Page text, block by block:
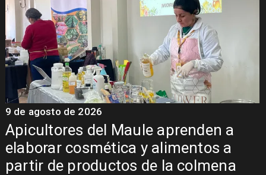
Álvarez-Salamanca destaca
inversión regional en el inicio de
obras de la Subcomisaría Maule
9 de agosto de 2026